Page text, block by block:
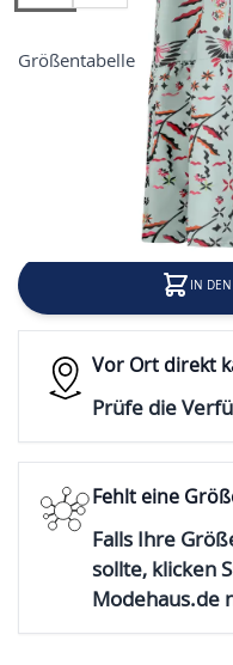
Größentabelle
IN DEN
Vor Ort direkt
Prüfe die
Fehlt eine
Falls Ihre
sollte, klicken
Modehaus.de